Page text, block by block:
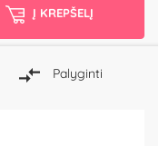
Į KREPŠELĮ
Palyginti